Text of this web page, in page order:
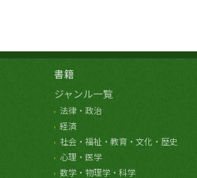
書籍
ジャンル一覧
法律・政治
経済
社会・福祉・教育・文化・歴史
心理・医学
数学・物理学・科学